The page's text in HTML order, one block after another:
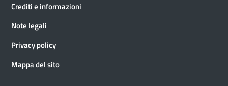
Crediti e informazioni
Note legali
Privacy policy
Mappa del sito